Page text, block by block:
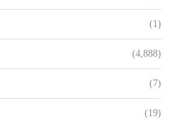
(1)
(4,888)
(7)
(19)